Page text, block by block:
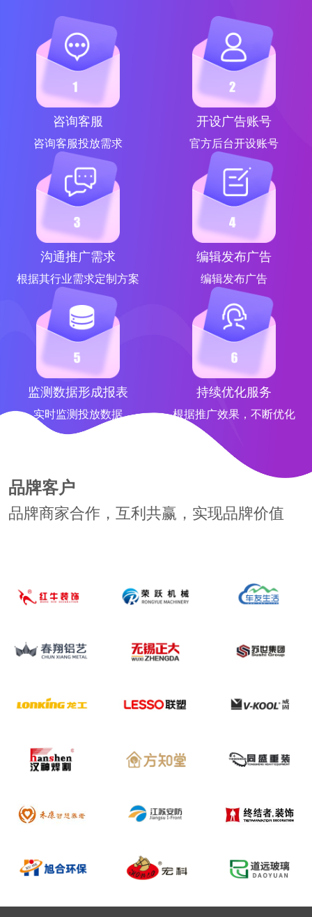
咨询客服
咨询客服投放需求
开设广告账号
官方后台开设账号
沟通推广需求
根据其行业需求定制方案
编辑发布广告
编辑发布广告
监测数据形成报表
实时监测投放数据
持续优化服务
根据推广效果，不断优化
品牌客户
品牌商家合作，互利共赢，实现品牌价值